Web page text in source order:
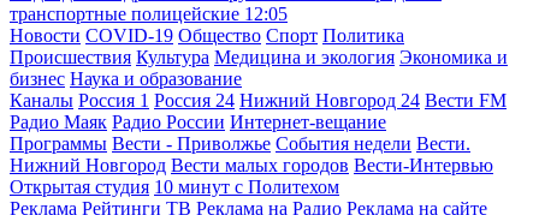
транспортные полицейские 12:05
Новости COVID-19 Общество Спорт Политика
Происшествия Культура Медицина и экология Экономика и
бизнес Наука и образование
Каналы Россия 1 Россия 24 Нижний Новгород 24 Вести FM
Радио Маяк Радио России Интернет-вещание
Программы Вести - Приволжье События недели Вести.
Нижний Новгород Вести малых городов Вести-Интервью
Открытая студия 10 минут с Политехом
Реклама Рейтинги ТВ Реклама на Радио Реклама на сайте